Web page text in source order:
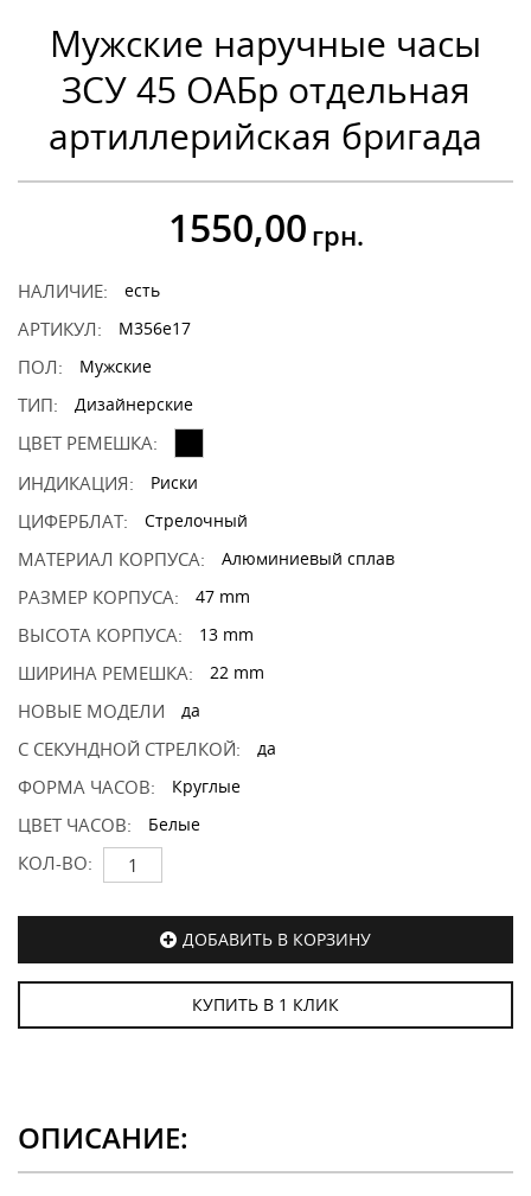
Мужские наручные часы
ЗСУ 45 ОАБр отдельная
артиллерийская бригада
1550,00 грн.
НАЛИЧИЕ: есть
АРТИКУЛ: M356e17
ПОЛ: Мужские
ТИП: Дизайнерские
ЦВЕТ РЕМЕШКА:
ИНДИКАЦИЯ:
Риски
ЦИФЕРБЛАТ: Стрелочный
МАТЕРИАЛ КОРПУСА: Алюминиевый сплав
РАЗМЕР КОРПУСА: 47 mm
ВЫСОТА КОРПУСА: 13 mm
ШИРИНА РЕМЕШКА: 22 mm
НОВЫЕ МОДЕЛИ да
С СЕКУНДНОЙ СТРЕЛКОЙ: да
ФОРМА ЧАСОВ: Круглые
ЦВЕТ ЧАСОВ: Белые
КОЛ-ВО:
ДОБАВИТЬ В КОРЗИНУ
КУПИТЬ В 1 КЛИК
ОПИСАНИЕ: